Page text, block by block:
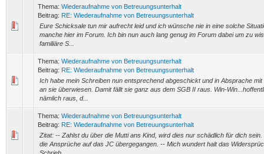
Thema: Wiederaufnahme von Betreuungsunterhalt
Beitrag: RE: Wiederaufnahme von Betreuungsunterhalt
Eure Schicksale tun mir aufrecht leid und ich wünsche nie in eine solche
manche hier im Forum. Ich bin nun auch lang genug im Forum dabei um zu
familiäre S...
Thema: Wiederaufnahme von Betreuungsunterhalt
Beitrag: RE: Wiederaufnahme von Betreuungsunterhalt
Ich habe mein Schreiben nun entsprechend abgeschickt und in Absprache
an sie überwiesen. Damit fällt sie ganz aus dem SGB II raus. Win-
nämlich raus, d...
Thema: Wiederaufnahme von Betreuungsunterhalt
Beitrag: RE: Wiederaufnahme von Betreuungsunterhalt
Zitat: -- Zahlst du über die Mutti ans Kind, wird dies nur schädlich für dich
die Ansprüche auf das JC übergegangen. -- Mich wundert halt das